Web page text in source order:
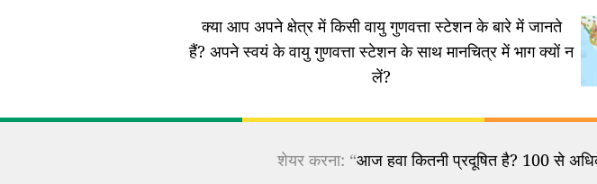
क्या आप अपने क्षेत्र में किसी वायु गुणवत्ता स्टेशन के बारे में जानते
हैं? अपने स्वयं के वायु गुणवत्ता स्टेशन के साथ मानचित्र में भाग क्यों न
लें?
शेयर करना: “आज हवा कितनी प्रदूषित है? 100 से